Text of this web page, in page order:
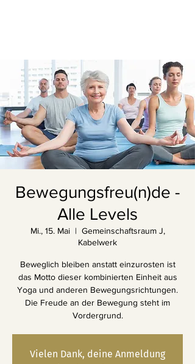
Bewegungsfreu(n)de -
Alle Levels
Mi., 15. Mai
  |
Gemeinschaftsraum J,
Kabelwerk
Beweglich bleiben anstatt einzurosten ist
das Motto dieser kombinierten Einheit aus
Yoga und anderen Bewegungsrichtungen.
Die Freude an der Bewegung steht im
Vordergrund.
Vielen Dank, deine Anmeldung